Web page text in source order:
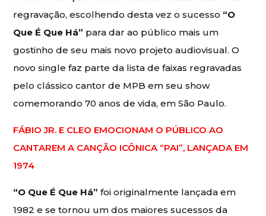
regravação, escolhendo desta vez o sucesso “O
Que É Que Há” para dar ao público mais um
gostinho de seu mais novo projeto audiovisual. O
novo single faz parte da lista de faixas regravadas
pelo clássico cantor de MPB em seu show
comemorando 70 anos de vida, em São Paulo.
FÁBIO JR. E CLEO EMOCIONAM O PÚBLICO AO
CANTAREM A CANÇÃO ICÔNICA “PAI”, LANÇADA EM
1974
“O Que É Que Há” foi originalmente lançada em
1982 e se tornou um dos maiores sucessos da